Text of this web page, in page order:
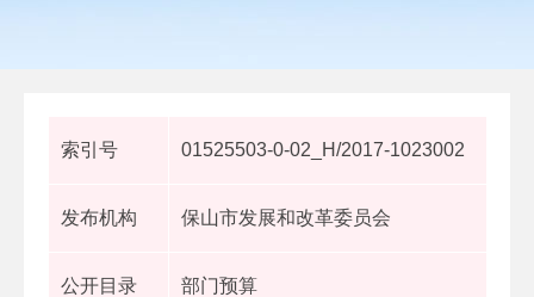
索引号 01525503-0-02_H/2017-1023002
发布机构 保山市发展和改革委员会
公开目录 部门预算